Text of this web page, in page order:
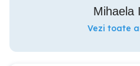
Mihaela
Vezi toate